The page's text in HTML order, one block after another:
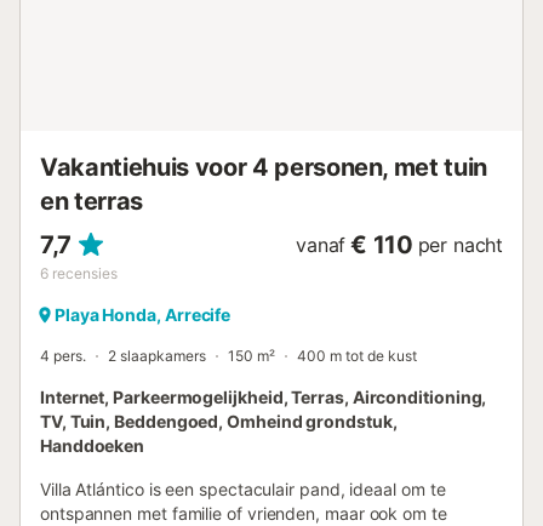
Vakantiehuis voor 4 personen, met tuin
en terras
7,7
6 recensies
vanaf € 110 per nacht
Playa Honda, Arrecife
4 pers. 2 slaapkamers 150 m² 400 m tot de kust
Internet, Parkeermogelijkheid, Terras, Airconditioning,
TV, Tuin, Beddengoed, Omheind grondstuk,
Handdoeken
Villa Atlántico is een spectaculair pand, ideaal om te
ontspannen met familie of vrienden, maar ook om te